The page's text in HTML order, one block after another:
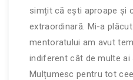
simțit că ești aproape și
extraordinară. Mi-a
mentoratului am avut
indiferent cât de multe ai
Mulțumesc pentru tot